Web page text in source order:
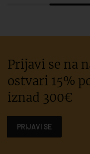
Prijavi se na
ostvari 15%
iznad 300€
PRIJAVI SE